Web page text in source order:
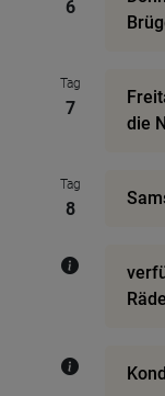
6
Tag
7
die
Tag
8